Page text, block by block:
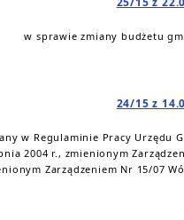
w sprawie zmiany budżetu
24/15 z
w Regulaminie Pracy Urzędu
2004 r., zmienionym
Zarządzeniem Nr 15/07